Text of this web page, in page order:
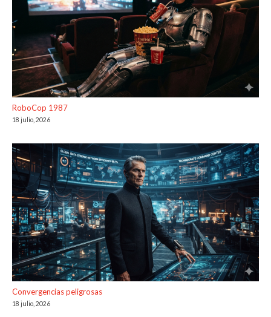
RoboCop 1987
18 julio, 2026
Convergencias peligrosas
18 julio, 2026